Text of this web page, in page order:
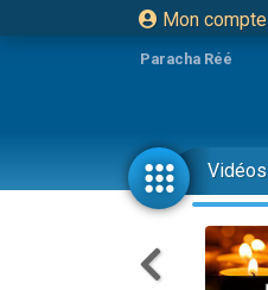
Mon compte
Paracha Réé
Vidéos